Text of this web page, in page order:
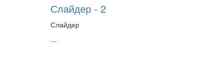
Слайдер - 2
Слайдер
...